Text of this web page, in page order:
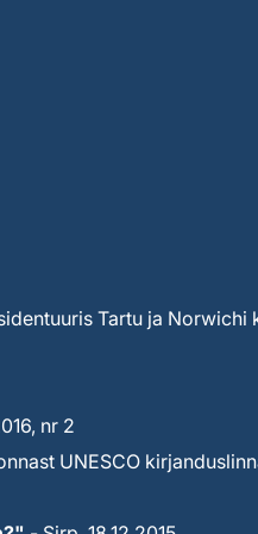
Tartu ja Norwichi
nr 2
UNESCO